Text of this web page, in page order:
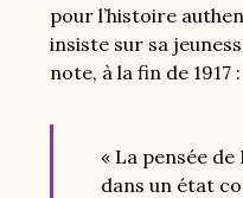
pour l’histoire
insiste sur sa
note, à la fin de 1917 :
« La pensée
dans un état